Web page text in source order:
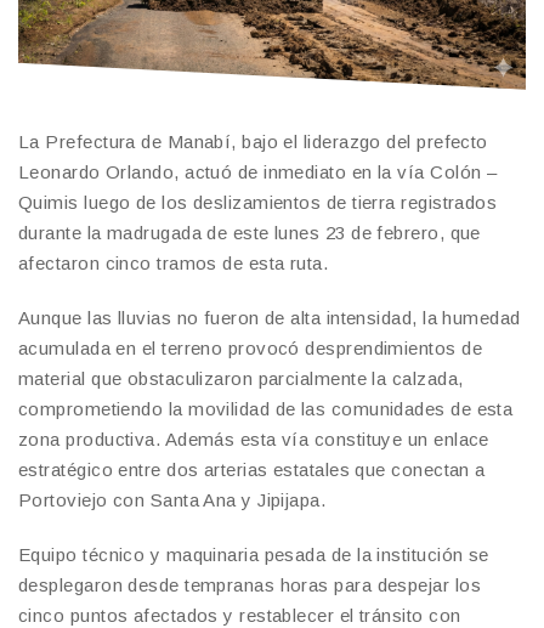
La Prefectura de Manabí, bajo el liderazgo del prefecto
Leonardo Orlando, actuó de inmediato en la vía Colón –
Quimis luego de los deslizamientos de tierra registrados
durante la madrugada de este lunes 23 de febrero, que
afectaron cinco tramos de esta ruta.
Aunque las lluvias no fueron de alta intensidad, la humedad
acumulada en el terreno provocó desprendimientos de
material que obstaculizaron parcialmente la calzada,
comprometiendo la movilidad de las comunidades de esta
zona productiva. Además esta vía constituye un enlace
estratégico entre dos arterias estatales que conectan a
Portoviejo con Santa Ana y Jipijapa.
Equipo técnico y maquinaria pesada de la institución se
desplegaron desde tempranas horas para despejar los
cinco puntos afectados y restablecer el tránsito con